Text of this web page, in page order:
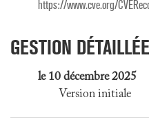
https://www.cve.org/
GESTION
le 10 décembre 2025
Version initiale